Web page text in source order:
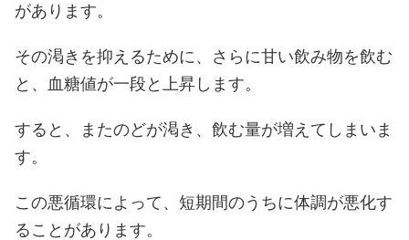
があります。
その渇きを抑えるために、さらに甘い飲み物を飲む
と、血糖値が一段と上昇します。
すると、またのどが渇き、飲む量が増えてしまいま
す。
この悪循環によって、短期間のうちに体調が悪化す
ることがあります。